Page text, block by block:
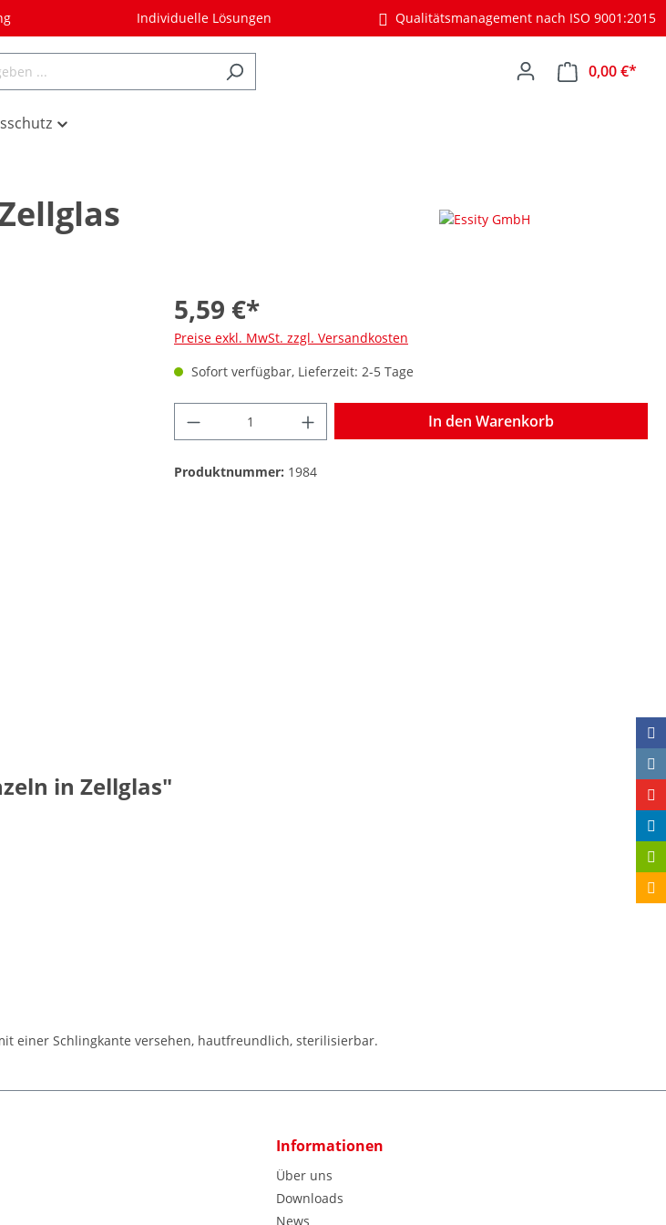
Individuelle Lösungen Qualitätsmanagement nach ISO 9001:2015
0,00 €*
5,59 €*
Preise exkl. MwSt. zzgl. Versandkosten
Sofort verfügbar, Lieferzeit: 2-5 Tage
In den Warenkorb
Produktnummer: 1984
in Zellglas"
einer Schlingkante versehen, hautfreundlich, sterilisierbar.
Informationen
Über uns
Downloads
News